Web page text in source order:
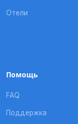
Отели
Помощь
FAQ
Поддержка